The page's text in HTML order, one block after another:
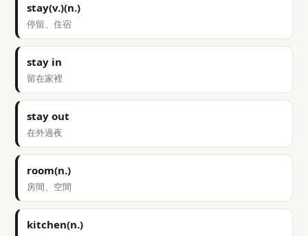
stay(v.)(n.)
停留、住宿
stay in
留在家裡
stay out
在外過夜
room(n.)
房間、空間
kitchen(n.)